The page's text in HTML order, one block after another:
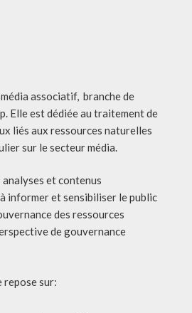
associatif, branche de
Elle est dédiée au traitement de
liés aux ressources naturelles
sur le secteur média.
analyses et contenus
informer et sensibiliser le public
des ressources
de gouvernance
sur: